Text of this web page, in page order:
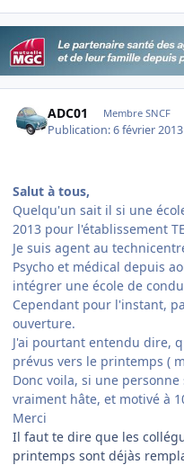
ADC01 Membre SNCF
Publication:6 février 2013
Salut à tous,
Quelqu'un sait il si une
2013 pour l'établissement
Je suis agent au
Psycho et médical depuis
intégrer une école de
Cependant pour l'instant,
ouverture.
J'ai pourtant entendu dire,
prévus vers le printemps (
Donc voila, si une personne
vraiment hâte, et motivé à
Merci
Il faut te dire que les
printemps sont déjàs